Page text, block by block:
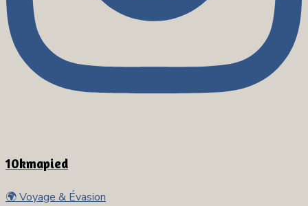
10kmapied
🌍 Voyage & Évasion